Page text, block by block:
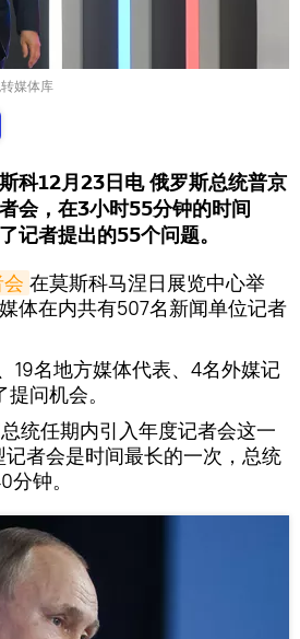
媒体库
科12月23日电 俄罗斯总统普京
会，在3小时55分钟的时间
记者提出的55个问题。
在莫斯科马涅日展览中心举
体在内共有507名新闻单位记者
19名地方媒体代表、4名外媒记
问机会。
统任期内引入年度记者会这一
者会是时间最长的一次，总统
钟。